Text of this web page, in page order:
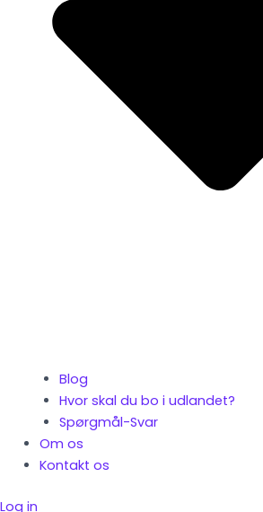
Blog
Hvor skal du bo i udlandet?
Spørgmål-Svar
Om os
Kontakt os
Log in